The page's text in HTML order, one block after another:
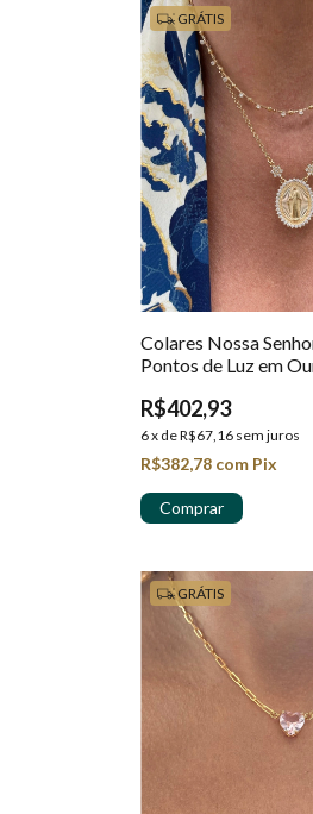
GRÁTIS
Colares Nossa
Pontos de Luz em
R$402,93
6x deR$67,16 sem juros
R$382,78 com Pix
GRÁTIS